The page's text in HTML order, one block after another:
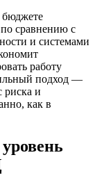
сравнению с
и системами
работу
подход —
риска и
как в